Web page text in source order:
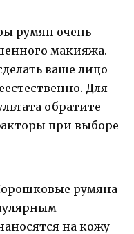
румян очень
макияжа.
ваше лицо
Для
обратите
при выборе
румяна
на кожу